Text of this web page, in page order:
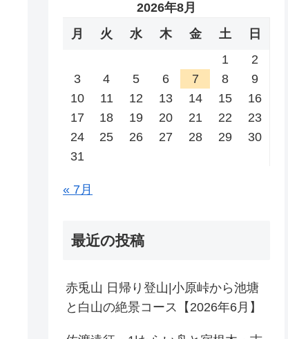
2026年8月
月
火 水 木 金 土
日
1
2
3
4 5 6 7 8
9
10
11 12 13 14 15
16
17
18 19 20 21 22
23
24
25 26 27 28 29
30
31
« 7月
最近の投稿
赤兎山 日帰り登山|小原峠から池塘
と白山の絶景コース【2026年6月】